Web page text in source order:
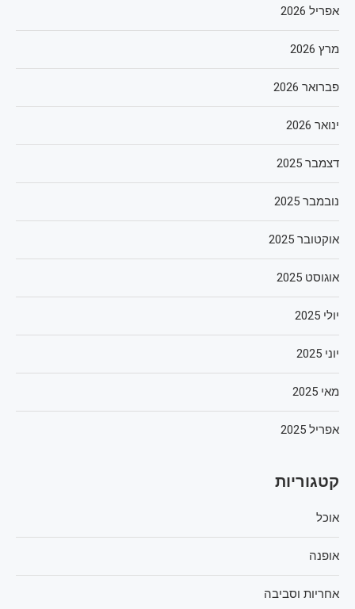
אפריל 2026
מרץ 2026
פברואר 2026
ינואר 2026
דצמבר 2025
נובמבר 2025
אוקטובר 2025
אוגוסט 2025
יולי 2025
יוני 2025
מאי 2025
אפריל 2025
קטגוריות
אוכל
אופנה
אחריות וסביבה